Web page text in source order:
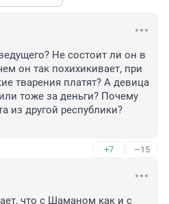
Не состоит ли он в
он так похихикивает, при
тварения платят? А девица
тоже за деньги? Почему
из другой республики?
+7 –15
что с Шаманом как и с